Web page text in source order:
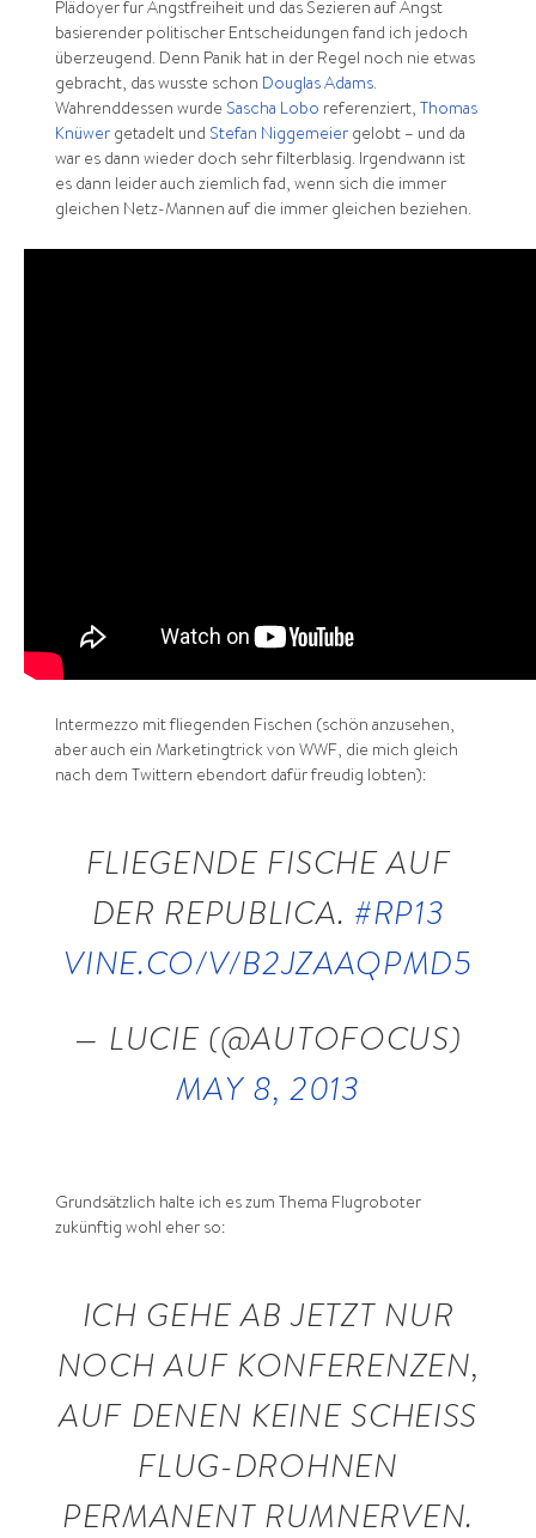
Plädoyer fur Angstfreiheit und das Sezieren auf Angst
basierender politischer Entscheidungen fand ich jedoch
überzeugend. Denn Panik hat in der Regel noch nie etwas
gebracht, das wusste schon Douglas Adams.
Wahrenddessen wurde Sascha Lobo referenziert, Thomas
Knüwergetadelt und Stefan Niggemeiergelobt – und da
war es dann wieder doch sehr filterblasig. Irgendwann ist
es dann leider auch ziemlich fad, wenn sich die immer
gleichen Netz-Mannen auf die immer gleichen beziehen.
Intermezzo mit fliegenden Fischen (schön anzusehen,
aber auch ein Marketingtrick von WWF, die mich gleich
nach dem Twittern ebendort dafür freudig lobten):
FLIEGENDE FISCHE AUF
DER REPUBLICA. #RP13
VINE.CO/V/B2JZAAQPMD5
— LUCIE (@AUTOFOCUS)
MAY 8, 2013
Grundsätzlich halte ich es zum Thema Flugroboter
zukünftig wohl eher so:
ICH GEHE AB JETZT NUR
NOCH AUF KONFERENZEN,
AUF DENEN KEINE SCHEISS F
LUG-DROHNEN P
ERMANENT RUMNERVEN.